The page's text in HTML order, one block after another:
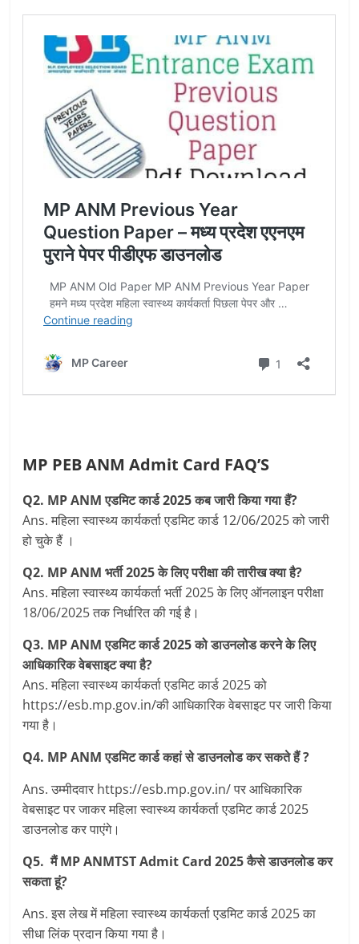
MP PEB ANM Admit Card FAQ’S
Q2. MP ANM एडमिट कार्ड 2025 कब जारी किया गया हैं?
Ans. महिला स्वास्थ्य कार्यकर्ता एडमिट कार्ड 12/06/2025 को जारी
हो चुके हैं ।
Q2. MP ANM भर्ती 2025 के लिए परीक्षा की तारीख क्या है?
Ans. महिला स्वास्थ्य कार्यकर्ता भर्ती 2025 के लिए ऑनलाइन परीक्षा
18/06/2025 तक निर्धारित की गई है।
Q3. MP ANM एडमिट कार्ड 2025 को डाउनलोड करने के लिए
आधिकारिक वेबसाइट क्या है?
Ans. महिला स्वास्थ्य कार्यकर्ता एडमिट कार्ड 2025 को
https://esb.mp.gov.in/की आधिकारिक वेबसाइट पर जारी किया
गया है।
Q4. MP ANM एडमिट कार्ड कहां से डाउनलोड कर सकते हैं ?
Ans. उम्मीदवार https://esb.mp.gov.in/ पर आधिकारिक
वेबसाइट पर जाकर महिला स्वास्थ्य कार्यकर्ता एडमिट कार्ड 2025
डाउनलोड कर पाएंगे।
Q5. मैं MP ANMTST Admit Card 2025 कैसे डाउनलोड कर
सकता हूं?
Ans. इस लेख में महिला स्वास्थ्य कार्यकर्ता एडमिट कार्ड 2025 का
सीधा लिंक प्रदान किया गया है।